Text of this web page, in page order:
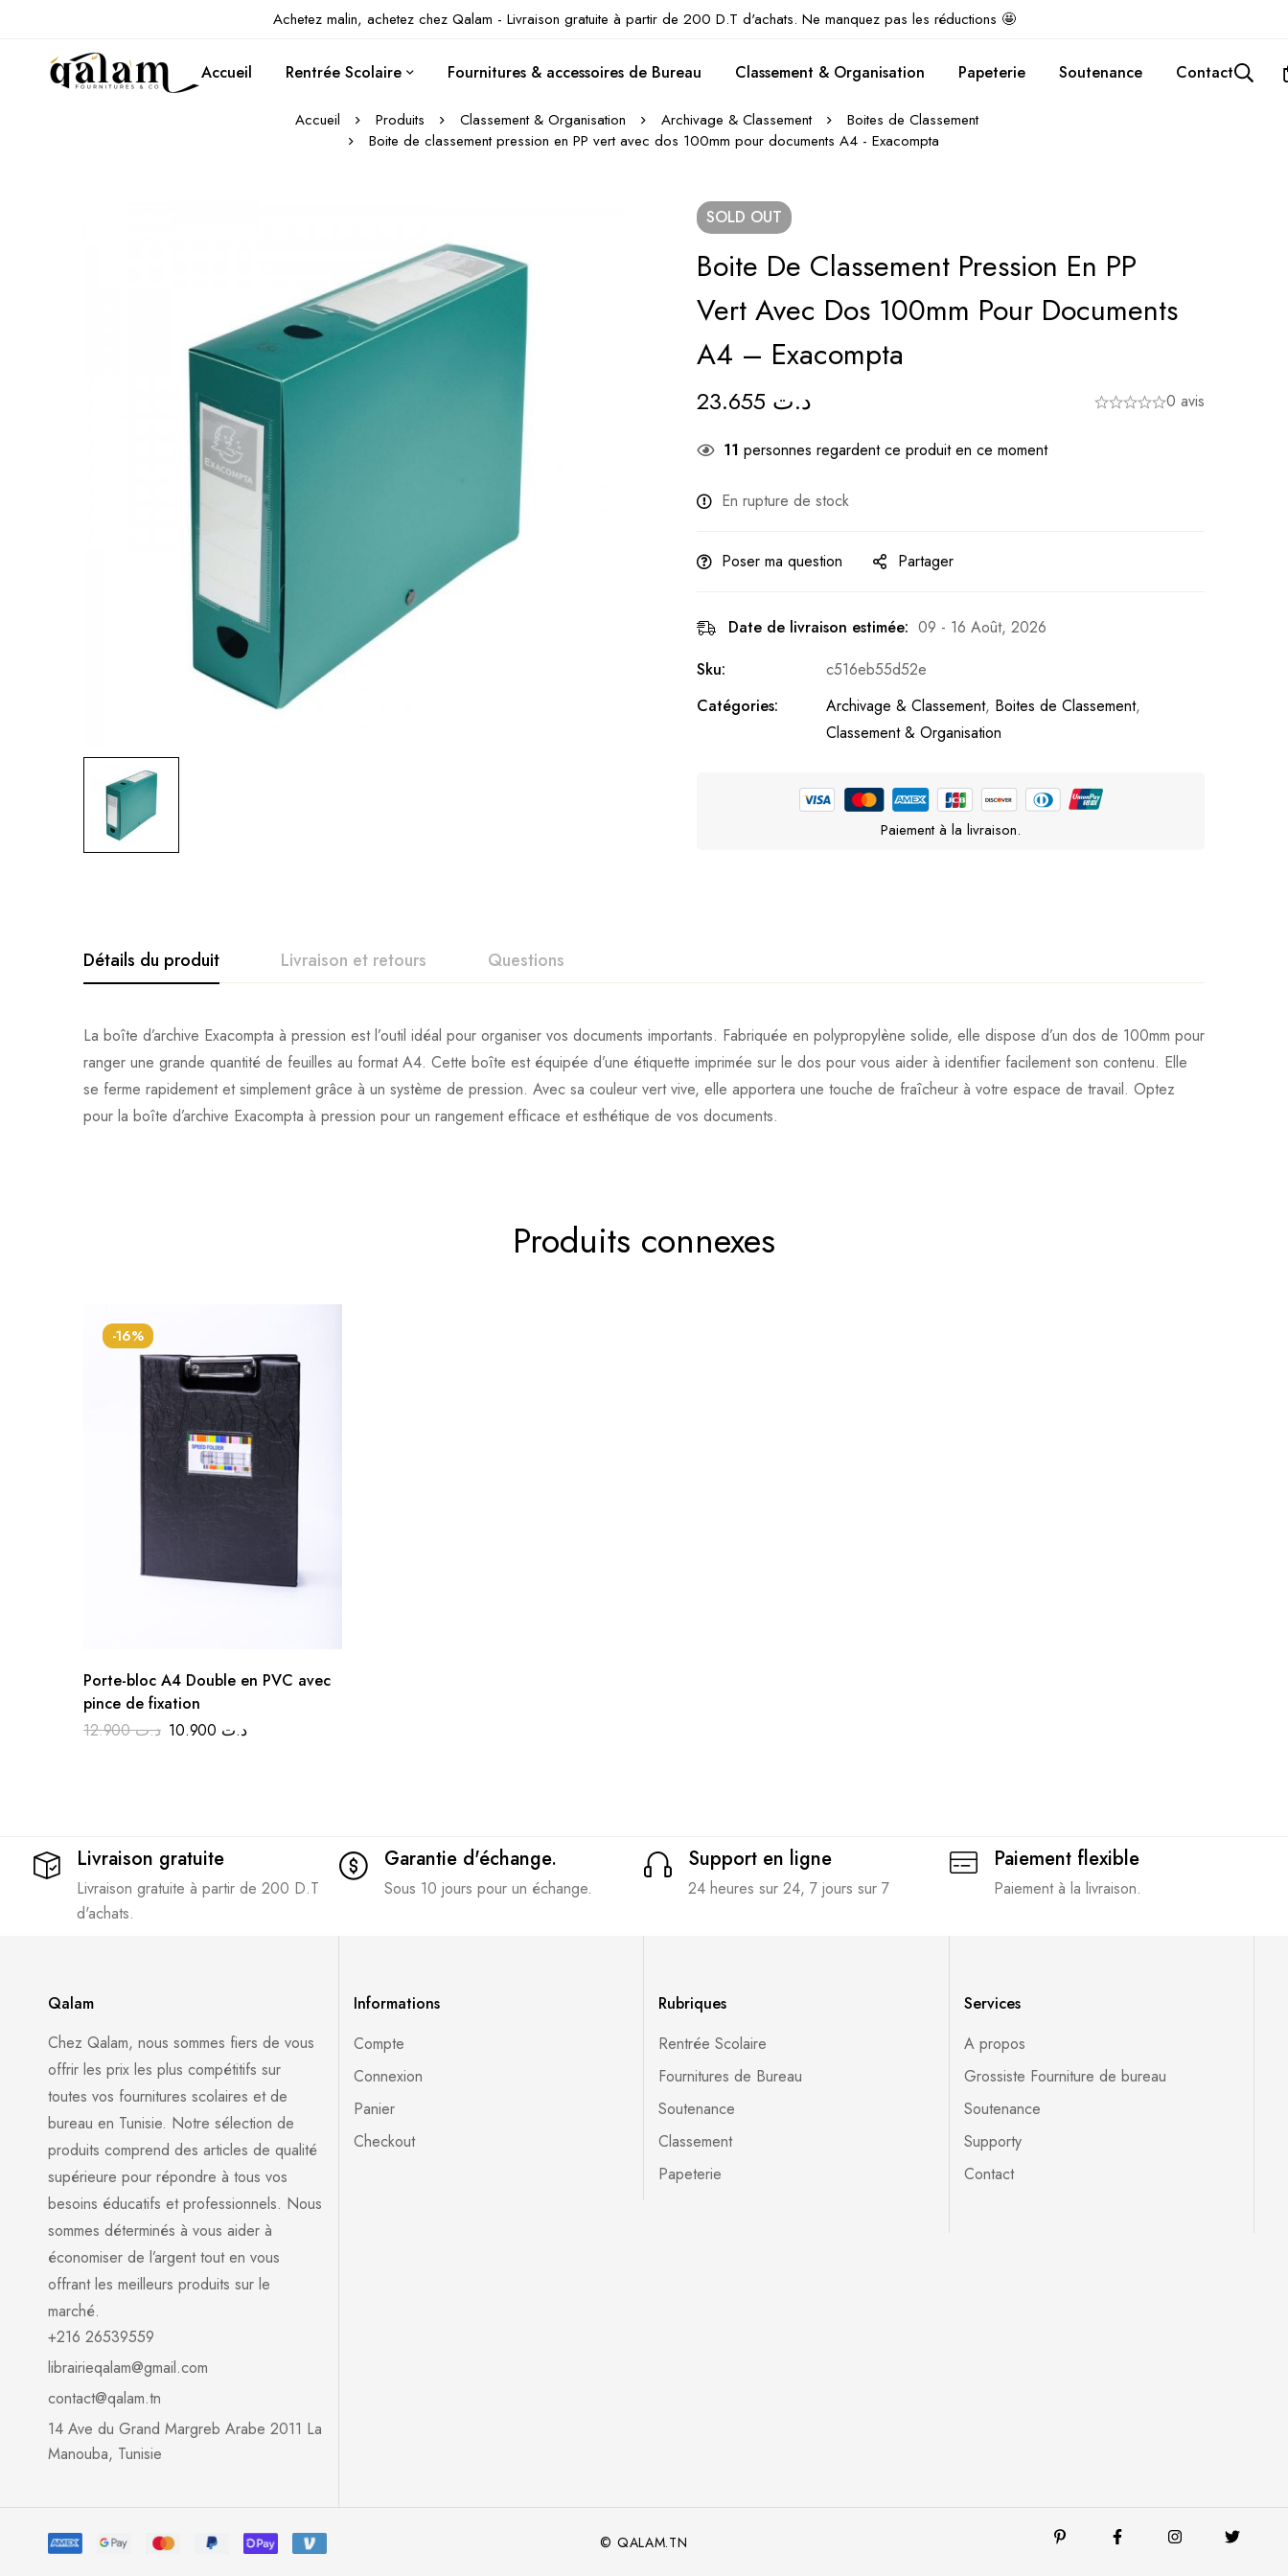
Achetez malin, achetez chez Qalam - Livraison gratuite à partir de 200 D.T d'achats. Ne manquez pas les réductions 🤩
Accueil Rentrée Scolaire Fournitures & accessoires de Bureau Classement & Organisation Papeterie Soutenance Contact
Accueil Produits Classement & Organisation Archivage & Classement
Boites de Classement
Boite de classement pression en PP vert avec dos 100mm pour documents A4 - Exacompta
SOLD OUT
Boite De Classement Pression En PP
Vert Avec Dos 100mm Pour Documents
A4 – Exacompta
د.ت 0 avis
11 personnes regardent ce produit en ce moment
En rupture de stock
Poser ma question Partager
Date de livraison estimée: 09 - 16 Août, 2026
Sku:
c516eb55d52e
Catégories:
Archivage & Classement, Boites de Classement,
Classement & Organisation
Paiement à la livraison.
Détails du produit Livraison et retours Questions
La boîte d’archive Exacompta à pression est l’outil idéal pour organiser vos documents importants. Fabriquée en polypropylène solide, elle dispose d’un dos de 100mm pour
ranger une grande quantité de feuilles au format A4. Cette boîte est équipée d’une étiquette imprimée sur le dos pour vous aider à identifier facilement son contenu. Elle
se ferme rapidement et simplement grâce à un système de pression. Avec sa couleur vert vive, elle apportera une touche de fraîcheur à votre espace de travail. Optez
pour la boîte d’archive Exacompta à pression pour un rangement efficace et esthétique de vos documents.
Produits connexes
-16%
Porte-bloc A4 Double en PVC avec
pince de fixation
د.ت12.900 د.ت
Livraison gratuite
Livraison gratuite à partir de 200 D.T
d'achats.
Garantie d'échange.
Sous 10 jours pour un échange.
Support en ligne
24 heures sur 24, 7 jours sur 7
Paiement flexible
Paiement à la livraison.
Qalam
Chez Qalam, nous sommes fiers de vous
offrir les prix les plus compétitifs sur
toutes vos fournitures scolaires et de
bureau en Tunisie. Notre sélection de
produits comprend des articles de qualité
supérieure pour répondre à tous vos
besoins éducatifs et professionnels. Nous
sommes déterminés à vous aider à
économiser de l’argent tout en vous
offrant les meilleurs produits sur le
marché.
+216 26539559
librairieqalam@gmail.com
contact@qalam.tn
14 Ave du Grand Margreb Arabe 2011 La
Manouba, Tunisie
Informations
Compte
Connexion
Panier
Checkout
Rubriques
Rentrée Scolaire
Fournitures de Bureau
Soutenance
Classement
Papeterie
Services
A propos
Grossiste Fourniture de bureau
Soutenance
Supporty
Contact
© QALAM.TN